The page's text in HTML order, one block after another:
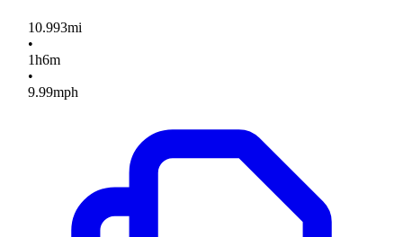
10.993mi
•
1h6m
•
9.99mph